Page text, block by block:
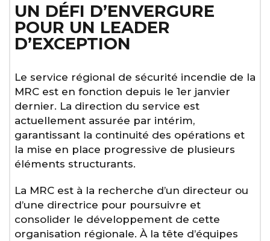
UN DÉFI D’ENVERGURE
POUR UN LEADER
D’EXCEPTION
Le service régional de sécurité incendie de la
MRC est en fonction depuis le 1er janvier
dernier. La direction du service est
actuellement assurée par intérim,
garantissant la continuité des opérations et
la mise en place progressive de plusieurs
éléments structurants.
La MRC est à la recherche d’un directeur ou
d’une directrice pour poursuivre et
consolider le développement de cette
organisation régionale. À la tête d’équipes